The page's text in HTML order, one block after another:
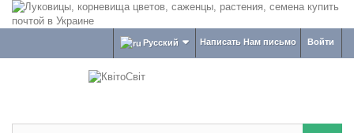
Войти
Написать Нам письмо
Русский